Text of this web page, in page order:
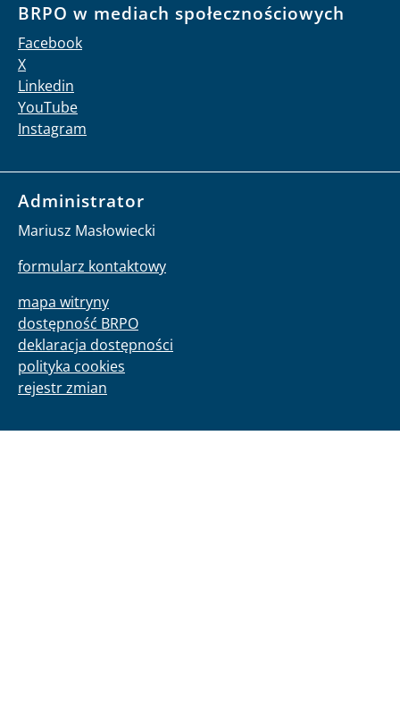
BRPO w mediach społecznościowych
Facebook
X
Linkedin
YouTube
Instagram
Administrator
Mariusz Masłowiecki
formularz kontaktowy
mapa witryny
dostępność BRPO
deklaracja dostępności
polityka cookies
rejestr zmian